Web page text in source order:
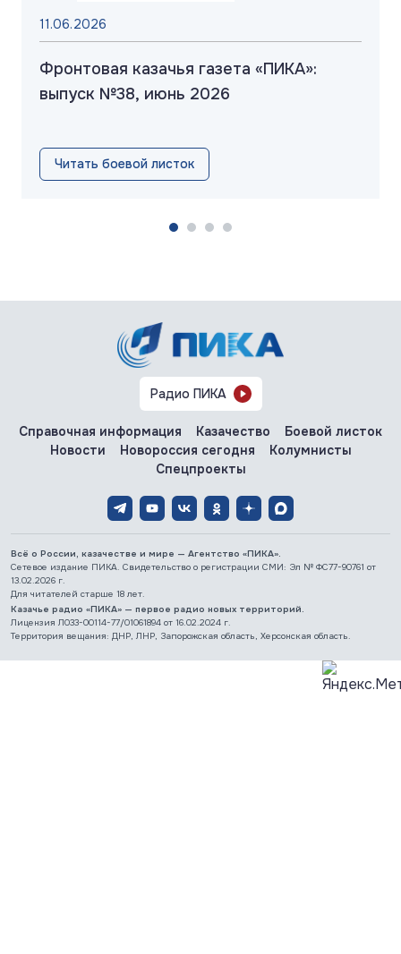
11.06.2026
Фронтовая казачья газета «ПИКА»:
выпуск №38, июнь 2026
Читать боевой листок
Радио ПИКА
Справочная информация Казачество
Боевой листок
Новости
Новороссия сегодня
Колумнисты
Спецпроекты
Всё о России, казачестве и мире — Агентство «ПИКА».
Сетевое издание ПИКА. Свидетельство о регистрации СМИ: Эл № ФС77-90761 от
13.02.2026 г.
Для читателей старше 18 лет.
Казачье радио «ПИКА» — первое радио новых территорий.
Лицензия Л033-00114-77/01061894 от 16.02.2024 г.
Территория вещания: ДНР, ЛНР, Запорожская область, Херсонская область.